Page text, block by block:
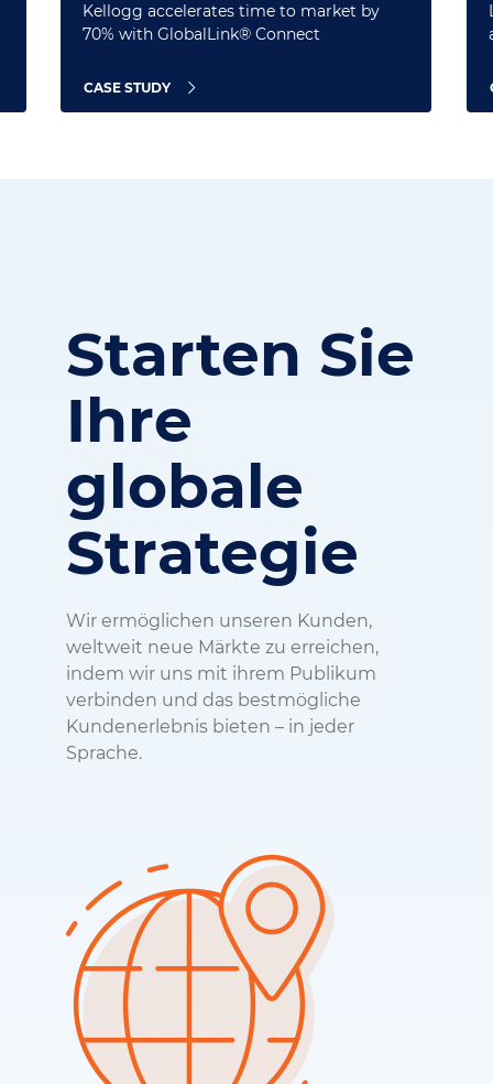
Kellogg accelerates time to market by
70% with GlobalLink® Connect
CASE STUDY
Starten Sie
Ihre
globale
Strategie
Wir ermöglichen unseren Kunden,
weltweit neue Märkte zu erreichen,
indem wir uns mit ihrem Publikum
verbinden und das bestmögliche
Kundenerlebnis bieten – in jeder
Sprache.